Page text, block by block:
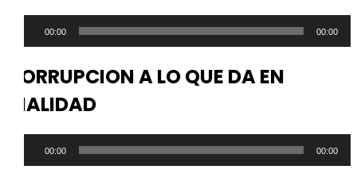
00:00 00:00
CORRUPCION A LO QUE DA EN
VIALIDAD
audio
00:00 00:00